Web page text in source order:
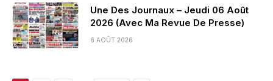
Une Des Journaux – Jeudi 06 Août
2026 (Avec Ma Revue De Presse)
6 AOÛT 2026